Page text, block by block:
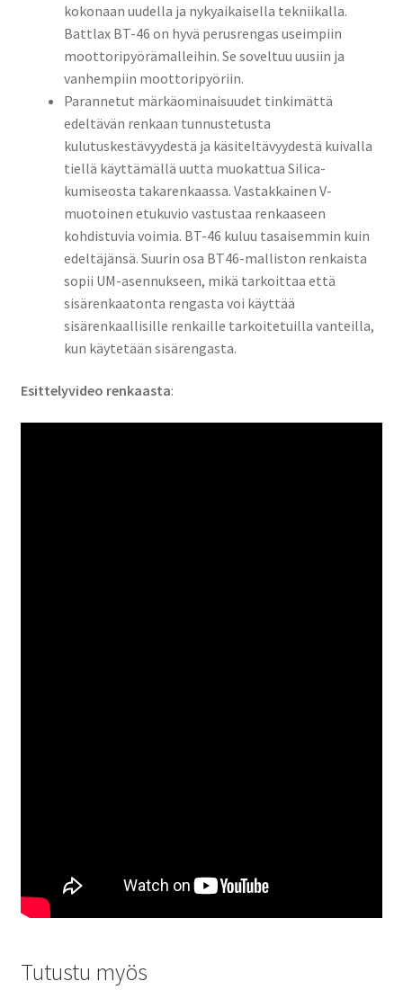
kokonaan uudella ja nykyaikaisella tekniikalla.
Battlax BT-46 on hyvä perusrengas useimpiin
moottoripyörämalleihin. Se soveltuu uusiin ja
vanhempiin moottoripyöriin.
Parannetut märkäominaisuudet tinkimättä
edeltävän renkaan tunnustetusta
kulutuskestävyydestä ja käsiteltävyydestä kuivalla
tiellä käyttämällä uutta muokattua Silica-
kumiseosta takarenkaassa. Vastakkainen V-
muotoinen etukuvio vastustaa renkaaseen
kohdistuvia voimia. BT-46 kuluu tasaisemmin kuin
edeltäjänsä. Suurin osa BT46-malliston renkaista
sopii UM-asennukseen, mikä tarkoittaa että
sisärenkaatonta rengasta voi käyttää
sisärenkaallisille renkaille tarkoitetuilla vanteilla,
kun käytetään sisärengasta.
Esittelyvideo renkaasta:
Tutustu myös